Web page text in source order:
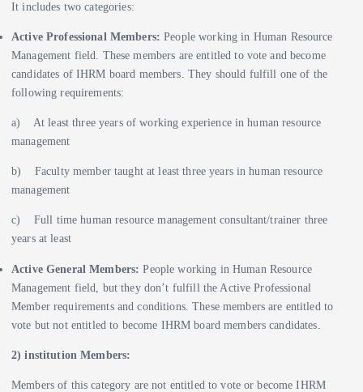
It includes two categories:
Active Professional Members: People working in Human Resource
Management field. These members are entitled to vote and become
candidates of IHRM board members. They should fulfill one of the
following requirements:
a) At least three years of working experience in human resource
management
b) Faculty member taught at least three years in human resource
management
c) Full time human resource management consultant/trainer three
years at least
Active General Members: People working in Human Resource
Management field, but they don’t fulfill the Active Professional
Member requirements and conditions. These members are entitled to
vote but not entitled to become IHRM board members candidates.
2) institution Members:
Members of this category are not entitled to vote or become IHRM